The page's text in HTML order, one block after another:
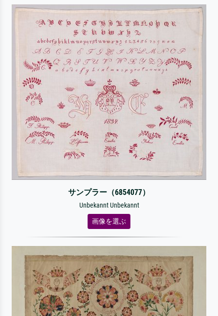
サンプラー（6854077）
Unbekannt Unbekannt
画像を選ぶ